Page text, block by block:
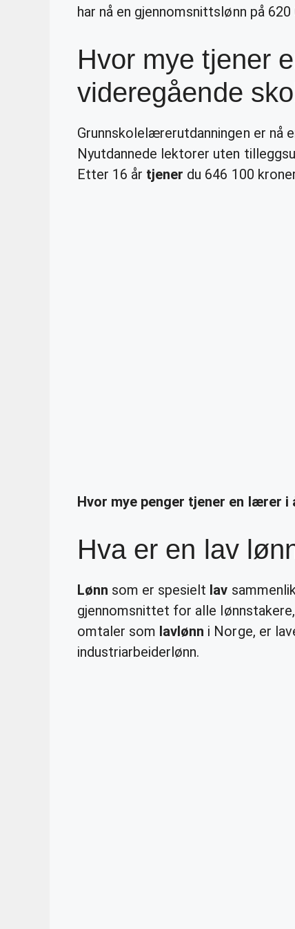
har nå en gjennomsnittslønn på
Hvor mye tjener
videregående
Grunnskolelærerutdanningen er nå
Nyutdannede lektorer uten
Etter 16 år tjener du 646 100
Hvor mye penger tjener en lærer i
Hva er en lav
Lønn som er spesielt lav
gjennomsnittet for alle
omtaler som lavlønn i Norge, er
industriarbeiderlønn.